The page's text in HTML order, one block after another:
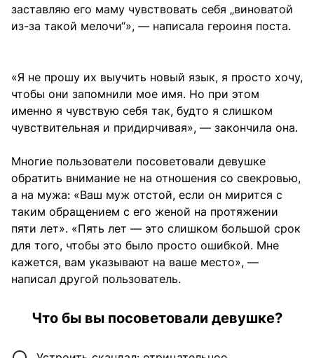
заставляю его маму чувствовать себя „виноватой
из-за такой мелочи“», — написала героиня поста.
«Я не прошу их выучить новый язык, я просто хочу,
чтобы они запомнили мое имя. Но при этом
именно я чувствую себя так, будто я слишком
чувствительная и придирчивая», — закончила она.
Многие пользователи посоветовали девушке
обратить внимание не на отношения со свекровью,
а на мужа: «Ваш муж отстой, если он мирится с
таким обращением с его женой на протяжении
пяти лет». «Пять лет — это слишком большой срок
для того, чтобы это было просто ошибкой. Мне
кажется, вам указывают на ваше место», —
написал другой пользователь.
Что бы вы посоветовали девушке?